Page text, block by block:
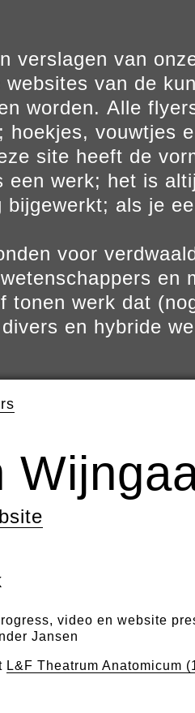
verslagen van
van de
worden. Alle
hoekjes, vouwtjes
site heeft de
een werk; het is
als je
voor
en
tonen werk dat
en hybride
video en website
Jansen
L&F Theatrum Anatomicum